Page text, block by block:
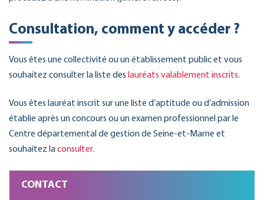
Consultation, comment y accéder ?
Vous êtes une collectivité ou un établissement public et vous
souhaitez consulter la liste des lauréats valablement inscrits.
Vous êtes lauréat inscrit sur une liste d’aptitude ou d’admission
établie après un concours ou un examen professionnel par le
Centre départemental de gestion de Seine-et-Marne et
souhaitez laconsulter.
CONTACT